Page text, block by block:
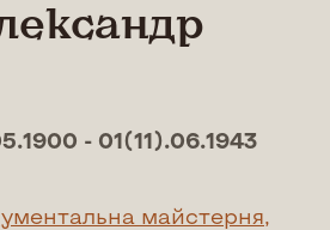
- 01(11).06.1943
майстерня,